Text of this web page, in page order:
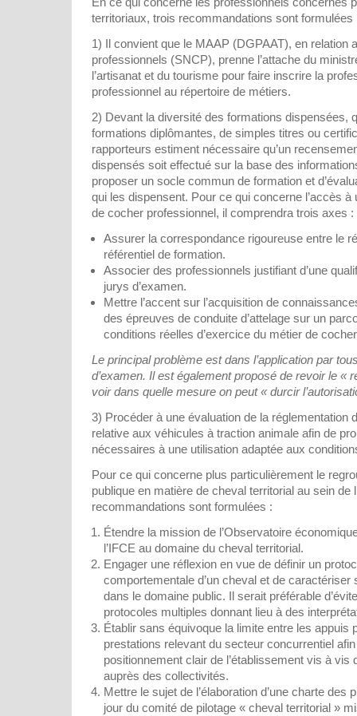
territoriaux, trois recommandations sont formulées
1) Il convient que le MAAP (DGPAAT), en relation
professionnels (SNCP), prenne l’attache du
l’artisanat et du tourisme pour faire inscrire la
professionnel au répertoire de métiers.
2) Devant la diversité des formations dispensées,
formations diplômantes, de simples titres ou
rapporteurs estiment nécessaire qu’un
dispensés soit effectué sur la base des
proposer un socle commun de formation et
qui les dispensent. Pour ce qui concerne l’accès à
de cocher professionnel, il comprendra trois axes :
Assurer la correspondance rigoureuse entre le
référentiel de formation.
Associer des professionnels justifiant d’une
jurys d’examen.
Mettre l’accent sur l’acquisition de
des épreuves de conduite d’attelage sur un
conditions réelles d’exercice du métier de
Le principal problème est dans l’application par
d’examen. Il est également proposé de revoir le «
voir dans quelle mesure on peut « durcir
3) Procéder à une évaluation de la réglementation
relative aux véhicules à traction animale afin de
nécessaires à une utilisation adaptée aux
Pour ce qui concerne plus particulièrement le
publique en matière de cheval territorial au sein de
recommandations sont formulées :
Étendre la mission de l’Observatoire
l’IFCE au domaine du cheval territorial.
Engager une réflexion en vue de définir un
comportementale d’un cheval et de caractériser
dans le domaine public. Il serait préférable
protocoles multiples donnant lieu à des
Établir sans équivoque la limite entre les appuis
prestations relevant du secteur concurrentiel
positionnement clair de l’établissement vis à vis
auprès des collectivités.
Mettre le sujet de l’élaboration d’une charte des
jour du comité de pilotage « cheval territorial »